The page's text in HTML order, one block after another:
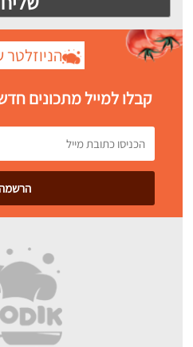
קבלו למייל מתכונים